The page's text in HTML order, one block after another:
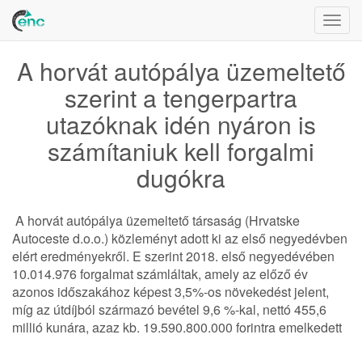
A horvát autópálya üzemeltető
szerint a tengerpartra
utazóknak idén nyáron is
számítaniuk kell forgalmi
dugókra
A horvát autópálya üzemeltető társaság (Hrvatske
Autoceste d.o.o.) közleményt adott ki az első negyedévben
elért eredményekről. E szerint 2018. első negyedévében
10.014.976 forgalmat számláltak, amely az előző év
azonos időszakához képest 3,5%-os növekedést jelent,
míg az útdíjból származó bevétel 9,6 %-kal, nettó 455,6
millió kunára, azaz kb. 19.590.800.000 forintra emelkedett